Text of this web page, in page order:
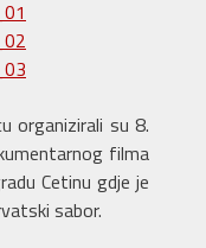
organizirali su 8.
filma
Cetinu gdje je
sabor.